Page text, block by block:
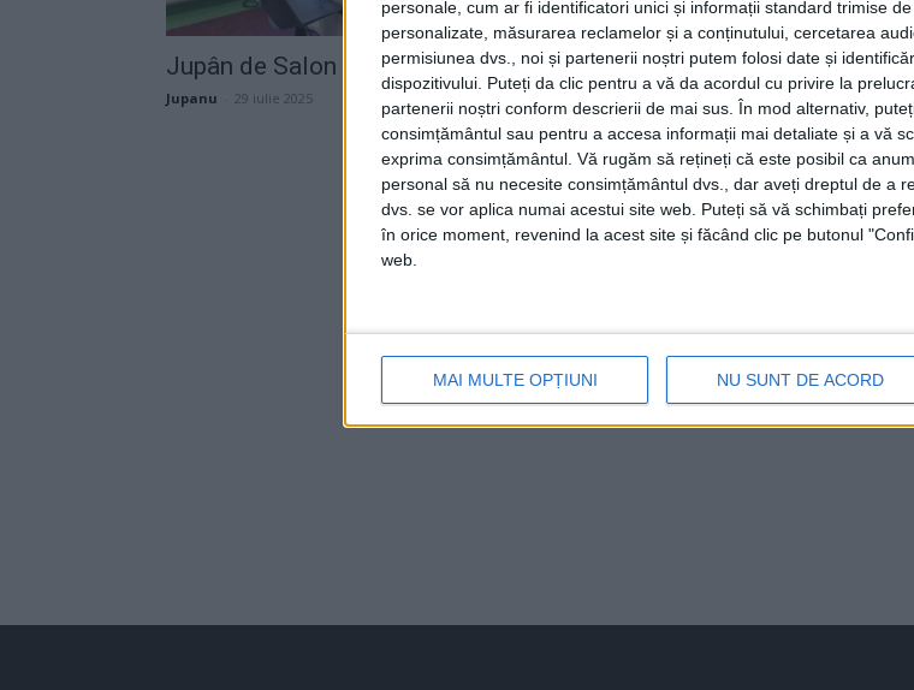
personale, cum ar fi identificatori unici și informații standard trimise
personalizate, măsurarea reclamelor și a conținutului, cercetarea
permisiunea dvs., noi și partenerii noștri putem folosi date și
dispozitivului. Puteți da clic pentru a vă da acordul cu privire la
partenerii noștri conform descrierii de mai sus. În mod alternativ,
consimțământul sau pentru a accesa informații mai detaliate și a vă
exprima consimțământul. Vă rugăm să rețineți că este posibil ca
personal să nu necesite consimțământul dvs., dar aveți dreptul de a
dvs. se vor aplica numai acestui site web. Puteți să vă schimbați
în orice moment, revenind la acest site și făcând clic pe butonul
web.
MAI MULTE OPȚIUNI NU SUNT DE ACORD
Jupân de Salon
Jupanu 29 iulie 2025